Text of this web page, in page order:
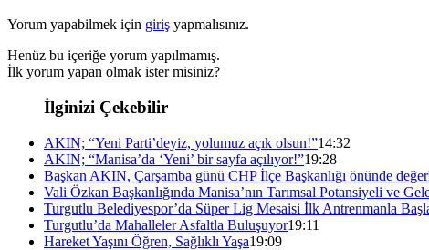
Yorum yapabilmek için giriş yapmalısınız.
Henüz bu içeriğe yorum yapılmamış.
İlk yorum yapan olmak ister misiniz?
İlginizi Çekebilir
AKIN; “Yeni Parti’deyiz, yolumuz açık olsun!”14:32
AKIN; “Manisa’da ‘Yeni’ bir sayfa açılıyor!”19:28
Başkan AKIN, Çarşamba günü CHP İlçe Başkanlığı önünde
Vali Özkan Başkanlığında Manisa’nın Tarımsal Potansiyeli ve
Turgutlu Belediyespor’da Süper Lig Mesaisi İlk Antrenmanla
Turgutlu’da Mahalleler Asfaltla Buluşuyor19:11
Hareket Yaşını Öğren, Sağlıklı Yaşa19:09